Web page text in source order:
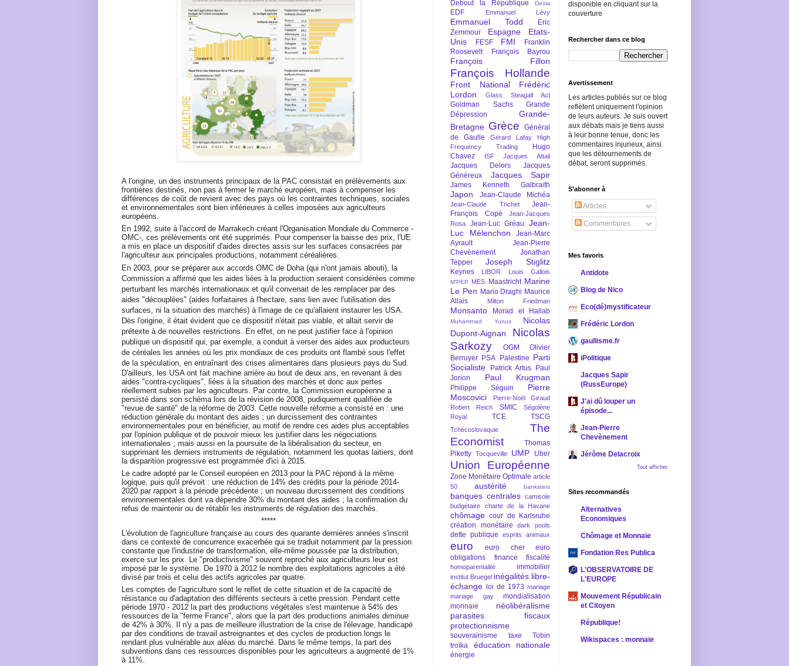
A l'origine, un des instruments principaux de la PAC consistait en prélèvements aux
frontières destinés, non pas à fermer le marché européen, mais à compenser les
différences de coût de revient avec des pays où les contraintes techniques, sociales
et environnementales sont bien inférieures à celles imposées aux agriculteurs
européens.
En 1992, suite à l'accord de Marrakech créant l'Organisation Mondiale du Commerce -
OMC-, ces prélèvements ont été supprimés. Pour compenser la baisse des prix, l'UE
a mis en place un dispositif d'aides directes assis sur les surfaces consacrées par
l'agriculteur aux principales productions, notamment céréalières.
En 2003, pour se préparer aux accords OMC de Doha (qui n'ont jamais abouti), la
Commission a affirmé que les aides liées à la production seraient considérées comme
perturbant les marchés internationaux et qu'il convenait de les remplacer par des
aides "découplées" (aides forfaitaires à l'hectare, sans lien avec l'utilisation des
surfaces, ni la situation des marchés) à l'image de ce qu'allaient instaurer les USA.
Dès l'origine, il était évident que ce dispositif n'était pas viable, et allait servir de
prétexte à de nouvelles restrictions. En effet, on ne peut justifier face à l'opinion
publique un dispositif qui, par exemple, a conduit à verser des aides aux producteurs
de céréales les années où les prix mondiaux de ces produits ont flambé sous l'effet
de la spéculation, en entraînant des crises alimentaires dans plusieurs pays du Sud.
D'ailleurs, les USA ont fait machine arrière au bout de deux ans, en revenant à des
aides "contra-cycliques", liées à la situation des marchés et donc aux pertes
réellement subies par les agriculteurs. Par contre, la Commission européenne a
persisté dans son schéma lors de la révision de 2008, pudiquement qualifiée de
"revue de santé" de la réforme de 2003. Cette nouvelle réforme a consisté en : une
réduction générale du montant des aides ; un durcissement des contraintes
environnementales pour en bénéficier, au motif de rendre ces aides plus acceptables
par l'opinion publique et de pouvoir mieux les justifier dans les négociations
internationales ; mais aussi en la poursuite de la libéralisation du secteur, en
supprimant les derniers instruments de régulation, notamment les quotas laitiers, dont
la disparition progressive est programmée d'ici à 2015.
Le cadre adopté par le Conseil européen en 2013 pour la PAC répond à la même
logique, puis qu'il prévoit : une réduction de 14% des crédits pour la période 2014-
2020 par rapport à la période précédente ; un nouveau durcissement des conditions
environnementales dont va dépendre 30% du montant des aides ; la confirmation du
refus de maintenir ou de rétablir les instruments de régulation des marchés.
*****
L'évolution de l'agriculture française au cours des quarante dernières années s'inscrit
dans ce contexte de concurrence exacerbée qui se traduit notamment par la pression
constante que l'industrie de transformation, elle-même poussée par la distribution,
exerce sur les prix. Le "productivisme" souvent reproché aux agriculteurs leur est
imposé par le système. De 1970 à 2012 le nombre des exploitations agricoles a été
divisé par trois et celui des actifs agricoles par quatre.
Les comptes de l'agriculture sont le reflet de cette situation et de la capacité de
résistance ou d'adaptation des différents secteurs à cette pression. Pendant cette
période 1970 - 2012 la part des productions végétales s'est maintenue à 54% des
ressources de la "ferme France", alors que la part des productions animales diminue
de 42% à 30%. Il n'y a pas de meilleure illustration de la crise de l'élevage, handicapé
par des conditions de travail astreignantes et des cycles de production longs le
rendant plus vulnérable aux aléas du marché. Dans le même temps, la part des
subventions dans ces ressources disponibles pour les agriculteurs a augmenté de 1%
à 11%.
Debout la République
Dexia
EDF Emmanuel Lévy
Emmanuel Todd
Eric
Zemmour
Espagne
Etats-
Unis
FESF FMI
Franklin
Roosevelt
François Bayrou
François Fillon
François Hollande
Front National
Frédéric
Lordon
Glass Steagall Act
Goldman Sachs
Grande
Dépression
Grande-
Bretagne Grèce
Général
de Gaulle
Gérard Lafay
High
Frequency Trading
Hugo
Chavez
ISF Jacques Attali
Jacques Delors
Jacques
Généreux
Jacques Sapir
James Kenneth Galbraith
Japon Jean-Claude Michéa
Jean-Claude Trichet
Jean-
François Copé
Jean-Jacques
Rosa
Jean-Luc Gréau
Jean-
Luc Mélenchon
Jean-Marc
Ayrault
Jean-Pierre
Chevènement
Jonathan
Tepper
Joseph Stiglitz
Keynes LIBOR Louis Gallois
M'PEP MES Maastricht Marine
Le Pen Mario Draghi Maurice
Allais
Milton Friedman
Monsanto Morad el Hallab
Muhammad Yunus
Nicolas
Dupont-Aignan
Nicolas
Sarkozy
OGM
Olivier
Berruyer PSA Palestine Parti
Socialiste
Patrick Artus
Paul
Jorion
Paul Krugman
Philippe Séguin
Pierre
Moscovici
Pierre-Noël Giraud
Robert Reich
SMIC
Ségolène
Royal
TCE TSCG
Tchécoslovaquie
The
Economist
Thomas
Piketty Tocqueville UMP Uber
Union Européenne
Zone Monétaire Optimale article
50
austérité banksters
banques centrales camisole
budgétaire
charte de la Havane
chômage cour de Karlsruhe
création monétaire
dark pools
dette publique esprits animaux
euro euro cher
euro
obligations
finance fiscalité
homoparentalité immobilier
institut Bruegel inégalités libre-
échange
loi de 1973 mariage
mariage gay
mondialisation
monnaie
néolibéralisme
parasites fiscaux
protectionnisme
souverainisme
taxe Tobin
troïka
éducation nationale
énergie
disponible en cliquant sur la
couverture
Rechercher dans ce blog
Avertissement
Les articles publiés sur ce blog
reflètent uniquement l'opinion
de leurs auteurs. Je suis ouvert
aux débats mais je tiens aussi
à leur bonne tenue, donc les
commentaires injurieux, ainsi
que les détournements de
débat, seront supprimés.
S’abonner à
Articles
Commentaires
Mes favoris
Antidote
Blog de Nico
Eco(dé)mystificateur
Frédéric Lordon
gaullisme.fr
iPolitique
Jacques Sapir
(RussEurope)
J'ai dû louper un
épisode...
Jean-Pierre
Chevènement
Jérôme Delacroix
Tout afficher
Sites recommandés
Alternatives
Economiques
Chômage et Monnaie
Fondation Res Publica
L'OBSERVATOIRE DE
L'EUROPE
Mouvement Républicain
et Citoyen
République!
Wikispaces : monnaie